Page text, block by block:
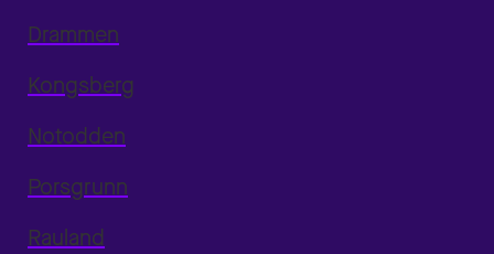
Drammen
Kongsberg
Notodden
Porsgrunn
Rauland